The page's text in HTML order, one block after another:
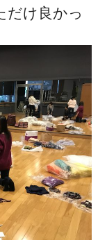
だけ良かっ